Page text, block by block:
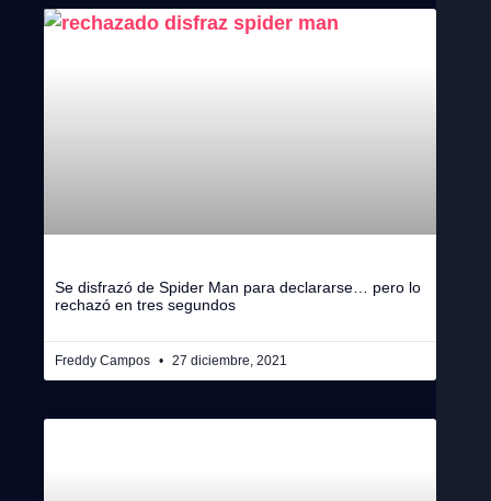
Se disfrazó de Spider Man para declararse… pero lo
rechazó en tres segundos
Freddy Campos 27 diciembre, 2021